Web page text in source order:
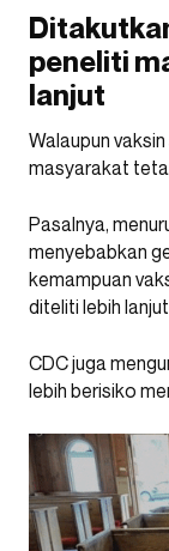
peneliti
lanjut
Walaupun
masyarakat
Pasalnya,
menyebabkan
kemampuan
diteliti lebih
CDC juga
lebih berisiko